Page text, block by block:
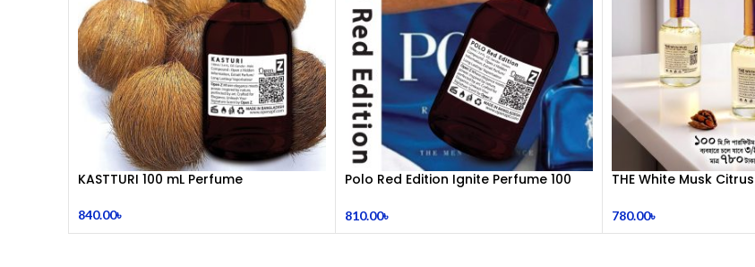
KASTTURI 100 mL Perfume
840.00৳
Polo Red Edition Ignite Perfume 100
810.00৳
THE White Musk
780.00৳